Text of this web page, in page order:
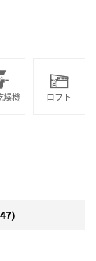
燥機 ロフト
）